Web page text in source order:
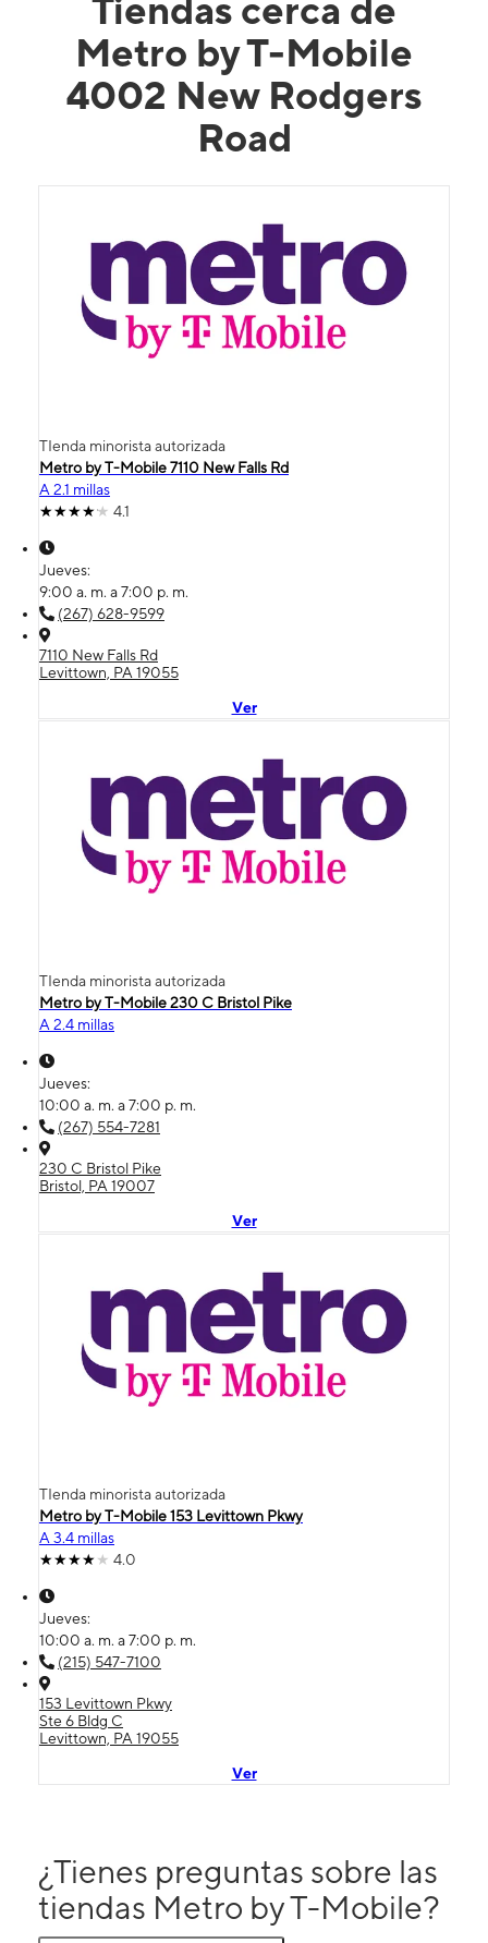
Tiendas cerca de
Metro by T-Mobile
4002 New Rodgers
Road
TIenda minorista autorizada
Metro by T-Mobile 7110 New Falls Rd
A 2.1 millas
4.1
Jueves:
9:00 a. m. a 7:00 p. m.
(267) 628-9599
7110 New Falls Rd
Levittown, PA 19055
Ver
TIenda minorista autorizada
Metro by T-Mobile 230 C Bristol Pike
A 2.4 millas
Jueves:
10:00 a. m. a 7:00 p. m.
(267) 554-7281
230 C Bristol Pike
Bristol, PA 19007
Ver
TIenda minorista autorizada
Metro by T-Mobile 153 Levittown Pkwy
A 3.4 millas
4.0
Jueves:
10:00 a. m. a 7:00 p. m.
(215) 547-7100
153 Levittown Pkwy
Ste 6 Bldg C
Levittown, PA 19055
Ver
¿Tienes preguntas sobre las
tiendas Metro by T-Mobile?